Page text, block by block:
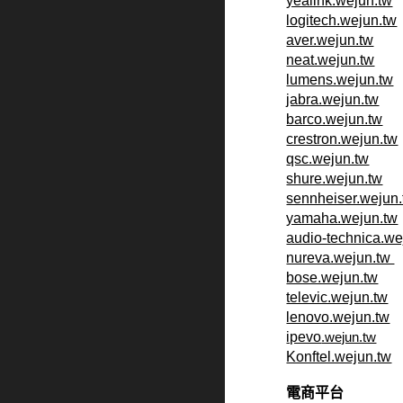
logitech.wejun.tw
aver.wejun.tw
neat.wejun.tw
lumens.wejun.tw
jabra.wejun.tw
barco.wejun.tw
crestron.wejun.tw
qsc.wejun.tw
shure.wejun.tw
yamaha.wejun.tw
audio-
nureva.wejun.tw
bose.wejun.tw
televic.wejun.tw
lenovo.wejun.tw
ipevo.wejun.tw
Konftel.wejun.tw
電商平台